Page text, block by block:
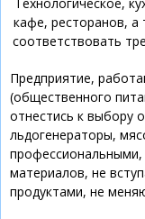
Технологическое,
кафе, ресторанов, а
соответствовать
Предприятие,
(общественного
отнестись к выбору
льдогенераторы,
материалов, не
продуктами, не